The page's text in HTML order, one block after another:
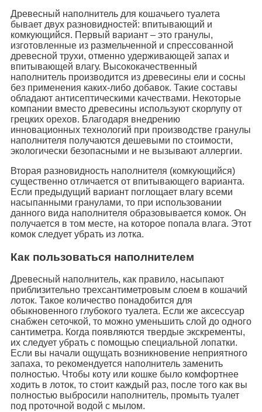
Древесный наполнитель для кошачьего туалета
бывает двух разновидностей: впитывающий и
комкующийся. Первый вариант – это гранулы,
изготовленные из размельченной и спрессованной
древесной трухи, отменно удерживающей запах и
впитывающей влагу. Высококачественный
наполнитель производится из древесины ели и сосны
без применения каких-либо добавок. Такие составы
обладают антисептическими качествами. Некоторые
компании вместо древесины используют скорлупу от
грецких орехов. Благодаря внедрению
инновационных технологий при производстве гранулы
наполнителя получаются дешевыми по стоимости,
экологически безопасными и не вызывают аллергии.
Вторая разновидность наполнителя (комкующийся)
существенно отличается от впитывающего варианта.
Если предыдущий вариант поглощает влагу всеми
насыпанными гранулами, то при использовании
данного вида наполнителя образовывается комок. Он
получается в том месте, на которое попала влага. Этот
комок следует убрать из лотка.
Как пользоваться наполнителем
Древесный наполнитель, как правило, насыпают
приблизительно трехсантиметровым слоем в кошачий
лоток. Такое количество понадобится для
обыкновенного глубокого туалета. Если же аксессуар
снабжен сеточкой, то можно уменьшить слой до одного
сантиметра. Когда появляются твердые экскременты,
их следует убрать с помощью специальной лопатки.
Если вы начали ощущать возникновение неприятного
запаха, то рекомендуется наполнитель заменить
полностью. Чтобы коту или кошке было комфортнее
ходить в лоток, то стоит каждый раз, после того как вы
полностью выбросили наполнитель, промыть туалет
под проточной водой с мылом.